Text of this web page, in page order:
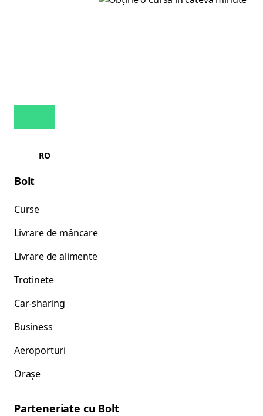
RO
Bolt
Curse
Livrare de mâncare
Livrare de alimente
Trotinete
Car-sharing
Business
Aeroporturi
Orașe
Parteneriate cu Bolt